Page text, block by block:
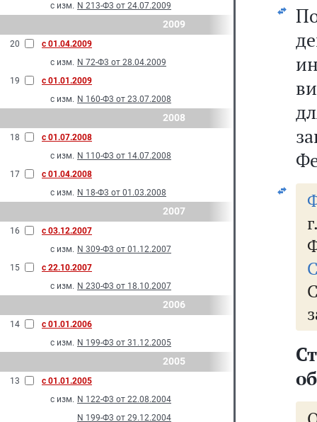
с изм. N 213-Ф3 от 24.07.2009
2009
20
с 01.04.2009
с изм. N 72-Ф3 от 28.04.2009
19
с 01.01.2009
с изм. N 160-Ф3 от 23.07.2008
2008
18
с 01.07.2008
с изм. N 110-Ф3 от 14.07.2008
17
с 01.04.2008
с изм. N 18-Ф3 от 01.03.2008
2007
16
с 03.12.2007
с изм. N 309-Ф3 от 01.12.2007
15
с 22.10.2007
с изм. N 230-Ф3 от 18.10.2007
2006
14
с 01.01.2006
с изм. N 199-Ф3 от 31.12.2005
2005
13
с 01.01.2005
с изм. N 122-Ф3 от 22.08.2004
N 199-Ф3 от 29.12.2004